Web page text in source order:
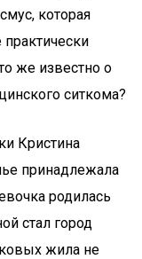
которая
же известно о
ситкома?
Кристина
принадлежала
родилась
стал город
жила не